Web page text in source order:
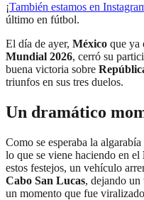
¡También estamos en
último en fútbol.
El día de ayer, México que ya
Mundial 2026, cerró su
buena victoria sobre
triunfos en sus tres duelos.
Un dramático
Como se esperaba la
lo que se viene haciendo en el
estos festejos, un vehículo
Cabo San Lucas, dejando un
un momento que fue